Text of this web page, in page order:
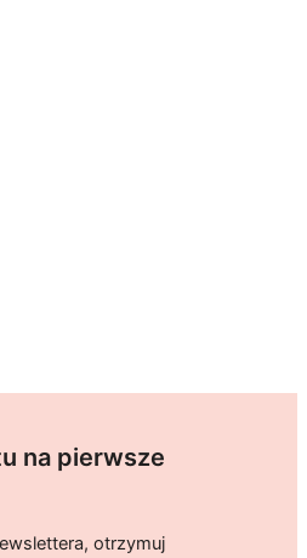
na pierwsze
otrzymuj